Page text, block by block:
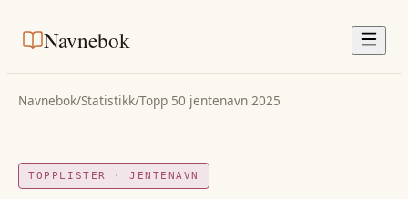
Navnebok
Navnebok/Statistikk/Topp 50 jentenavn 2025
TOPPLISTER ·JENTENAVN